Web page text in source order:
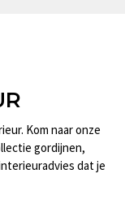
Kom naar onze
gordijnen,
dat je